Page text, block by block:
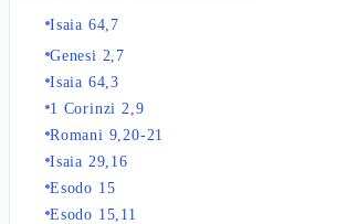
Isaia 64,7
Genesi 2,7
Isaia 64,3
1 Corinzi 2,9
Romani 9,20-21
Isaia 29,16
Esodo 15
Esodo 15,11